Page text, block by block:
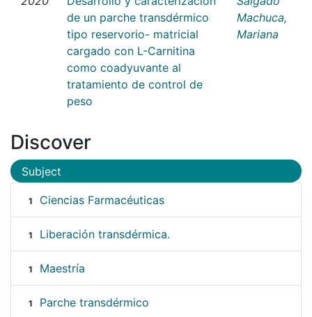
de un parche transdérmico
tipo reservorio- matricial
cargado con L-Carnitina
como coadyuvante al
tratamiento de control de
peso
Machuca,
Mariana
Discover
Subject
1 Ciencias Farmacéuticas
1 Liberación transdérmica.
1 Maestría
1 Parche transdérmico